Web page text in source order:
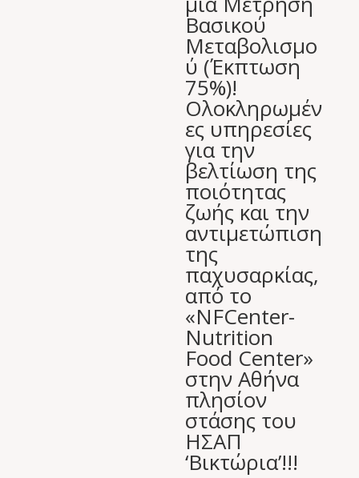
Βασικού
Μεταβολισμο
ύ (Έκπτωση
75%)!
Ολοκληρωμέν
ες υπηρεσίες
για την
βελτίωση της
ποιότητας
ζωής και την
αντιμετώπιση
της
παχυσαρκίας,
από το
«NFCenter-
Nutrition
Food Center»
στην Αθήνα
πλησίον
στάσης του
ΗΣΑΠ
‘Βικτώρια’!!!